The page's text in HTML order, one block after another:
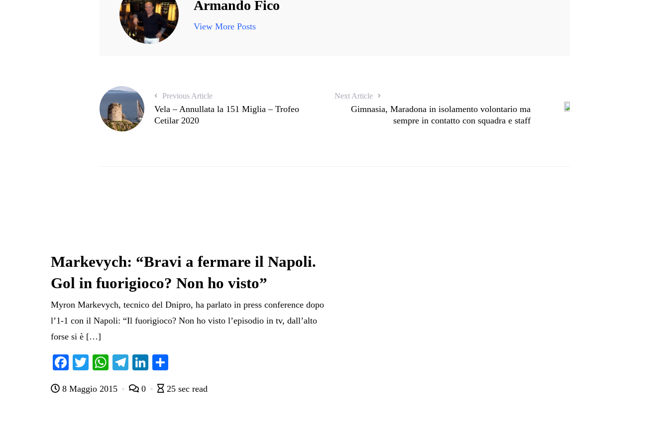
Armando Fico
View More Posts
Previous Article
Vela – Annullata la 151 Miglia – Trofeo
Cetilar 2020
Next Article
Gimnasia, Maradona in isolamento volontario ma
sempre in contatto con squadra e staff
Markevych: “Bravi a fermare il Napoli.
Gol in fuorigioco? Non ho visto”
Myron Markevych, tecnico del Dnipro, ha parlato in press conference dopo
l’1-1 con il Napoli: “Il fuorigioco? Non ho visto l’episodio in tv, dall’alto
forse si è […]
Fa
bo
T
tte
W
ts
Te
gr
Li
ed di
8 Maggio 2015 0 25 sec read